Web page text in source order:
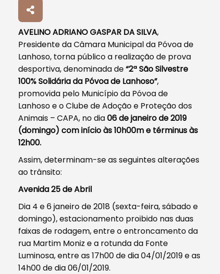
AVELINO ADRIANO GASPAR DA SILVA,
Presidente da Câmara Municipal da Póvoa de
Lanhoso, torna público a realização de prova
desportiva, denominada de“2ª São Silvestre
100% Solidária da Póvoa de Lanhoso”,
promovida pelo Município da Póvoa de
Lanhoso e o Clube de Adoção e Proteção dos
Animais – CAPA, no dia06 de janeiro de 2019
(domingo) com início às 10h00m e términus às
12h00.
Assim, determinam-se as seguintes alterações
ao trânsito:
Avenida 25 de Abril
Dia 4 e 6 janeiro de 2018 (sexta-feira, sábado e
domingo), estacionamento proibido nas duas
faixas de rodagem, entre o entroncamento da
rua Martim Moniz e a rotunda da Fonte
Luminosa, entre as 17h00 de dia 04/01/2019 e as
14h00 de dia 06/01/2019.